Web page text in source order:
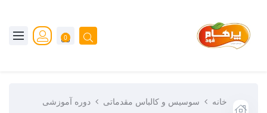
0
خانه سوسیس و کالباس مقدماتی
دوره آموزشی